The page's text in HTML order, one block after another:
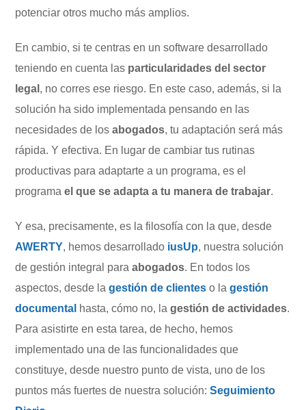
potenciar otros mucho más amplios.
En cambio, si te centras en un software desarrollado
teniendo en cuenta las particularidades del sector
legal , no corres ese riesgo. En este caso, además, si la
solución ha sido implementada pensando en las
necesidades de los abogados, tu adaptación será más
rápida. Y efectiva. En lugar de cambiar tus rutinas
productivas para adaptarte a un programa, es el
programael que se adapta a tu manera de trabajar.
Y esa, precisamente, es la filosofía con la que, desde
AWERTY, hemos desarrollado iusUp, nuestra solución
de gestión integral paraabogados. En todos los
aspectos, desde lagestión de clientes o lagestión
documental hasta, cómo no, lagestión de actividades.
Para asistirte en esta tarea, de hecho, hemos
implementado una de las funcionalidades que
constituye, desde nuestro punto de vista, uno de los
puntos más fuertes de nuestra solución:Seguimiento